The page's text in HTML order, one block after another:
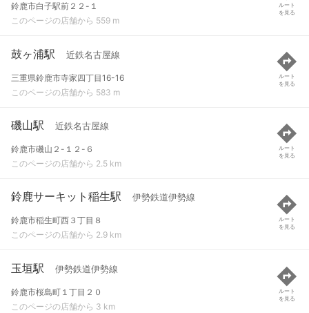
鈴鹿市白子駅前２２-１
このページの店舗から 559 m
ルート
を見る
鼓ヶ浦駅 近鉄名古屋線
三重県鈴鹿市寺家四丁目16-16
このページの店舗から 583 m
ルート
を見る
磯山駅 近鉄名古屋線
鈴鹿市磯山２-１２-６
このページの店舗から 2.5 km
ルート
を見る
鈴鹿サーキット稲生駅 伊勢鉄道伊勢線
鈴鹿市稲生町西３丁目８
このページの店舗から 2.9 km
ルート
を見る
玉垣駅 伊勢鉄道伊勢線
鈴鹿市桜島町１丁目２０
このページの店舗から 3 km
ルート
を見る